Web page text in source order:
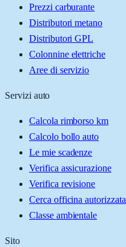
Prezzi carburante
Distributori metano
Distributori GPL
Colonnine elettriche
Aree di servizio
Servizi auto
Calcola rimborso km
Calcolo bollo auto
Le mie scadenze
Verifica assicurazione
Verifica revisione
Cerca officina autorizzata
Classe ambientale
Sito